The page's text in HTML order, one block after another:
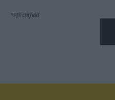
*Pflichtfeld